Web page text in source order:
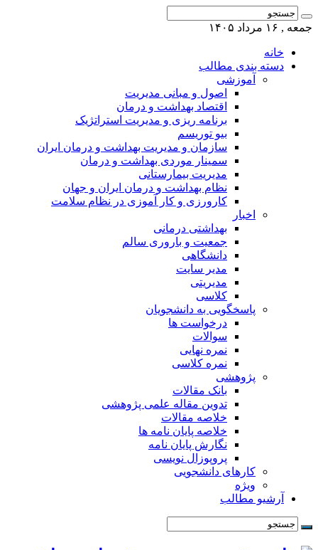
جمعه , ۱۶ مرداد ۱۴۰۵
خانه
دسته بندی مطالب
آموزشی
اصول و مبانی مدیریت
اقتصاد بهداشت و درمان
برنامه ریزی و مدیریت استراتژیک
بیو توریسم
سازمان و مدیریت بهداشت و درمان ایران
سمینار موردی بهداشت و درمان
مدیریت بیمارستانی
نظام بهداشت و درمان ایران و جهان
کارورزی و کار آموزی در نظام سلامت
اخبار
بهداشتی درمانی
جمعیت و باروری سالم
دانشگاهی
مدیر سایت
مدیریتی
کلاسی
پاسخگویی به دانشجویان
درخواست ها
سوالات
نمره نهایی
نمره کلاسی
پژوهشی
بانک مقالات
تدوین مقاله علمی پژوهشی
خلاصه مقالات
خلاصه پایان نامه ها
نگارش پایان نامه
پروپوزال نویسی
کارهای دانشجویی
ویژه
آرشیو مطالب